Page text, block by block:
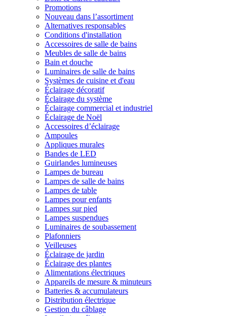
Promotions
Nouveau dans l’assortiment
Alternatives responsables
Conditions d'installation
Accessoires de salle de bains
Meubles de salle de bains
Bain et douche
Luminaires de salle de bains
Systèmes de cuisine et d'eau
Éclairage décoratif
Éclairage du système
Éclairage commercial et industriel
Éclairage de Noël
Accessoires d’éclairage
Ampoules
Appliques murales
Bandes de LED
Guirlandes lumineuses
Lampes de bureau
Lampes de salle de bains
Lampes de table
Lampes pour enfants
Lampes sur pied
Lampes suspendues
Luminaires de soubassement
Plafonniers
Veilleuses
Éclairage de jardin
Éclairage des plantes
Alimentations électriques
Appareils de mesure & minuteurs
Batteries & accumulateurs
Distribution électrique
Gestion du câblage